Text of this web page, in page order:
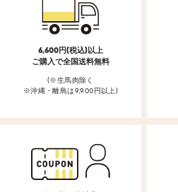
6,600円(税込)以上
ご購入で全国送料無料
(※生馬肉除く
※沖縄・離島は9,900円以上)